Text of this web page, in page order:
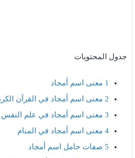
جدول المحتويات
1 معنى اسم أمجاد
2 معنى اسم أمجاد في القرآن
3 معنى اسم أمجاد في علم النفس
4 معنى اسم أمجاد في المنام
5 صفات حامل اسم أمجاد